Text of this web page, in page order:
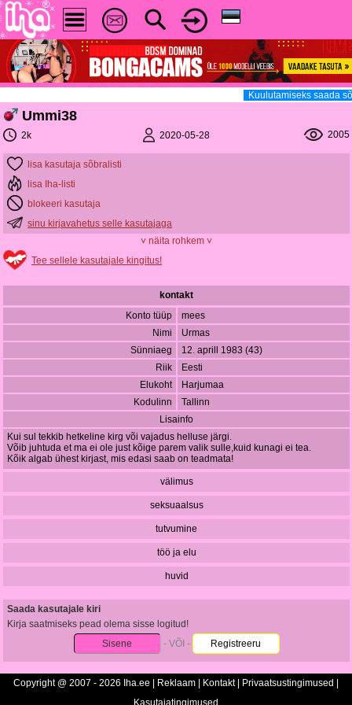
Kuulutamiseks saada
Ummi38
2k 2020-05-28 2005
lisa kasutaja sõbralisti
lisa Iha-listi
blokeeri kasutaja
sinu kirjavahetus selle kasutajaga
˅ näita rohkem ˅
Tee sellele kasutajale kingitus!
kontakt
Konto tüüp
mees
Nimi
Urmas
Sünniaeg
12. aprill 1983 (43)
Riik
Eesti
Elukoht
Harjumaa
Kodulinn
Tallinn
Lisainfo
Kui sul tekkib hetkeline kirg või vajadus helluse järgi.
Võib juhtuda et ma ei ole just kõige parem valik sulle,kuid kunagi ei tea.
Kõik algab ühest kirjast, mis edasi saab on teadmata!
välimus
seksuaalsus
tutvumine
töö ja elu
huvid
Saada kasutajale kiri
Kirja saatmiseks pead olema sisse logitud!
Sisene
- VÕI - Registreeru
Copyright @ 2007 - 2026 Iha.ee | Reklaam Kontakt| Privaatsustingimused